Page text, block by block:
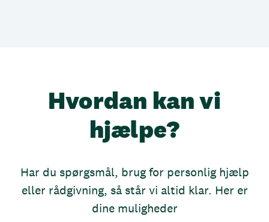
Hvordan kan vi
hjælpe?
Har du spørgsmål, brug for personlig hjælp
eller rådgivning, så står vi altid klar. Her er
dine muligheder